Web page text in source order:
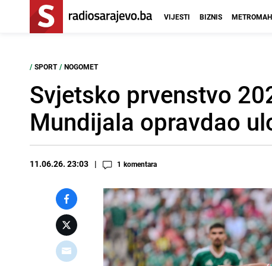
VIJESTI BIZNIS
/ SPORT / NOGOMET
Svjetsko prvenstvo
Mundijala opravdao
11.06.26. 23:03 1 komentara